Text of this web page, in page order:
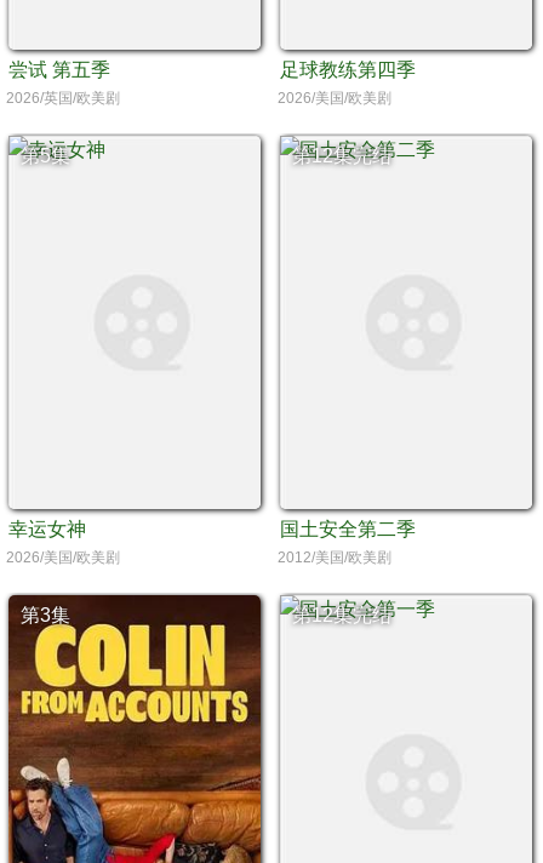
尝试 第五季
2026/英国/欧美剧
足球教练第四季
2026/美国/欧美剧
第5集
幸运女神
2026/美国/欧美剧
第12集完结
国土安全第二季
2012/美国/欧美剧
第3集 第12集完结